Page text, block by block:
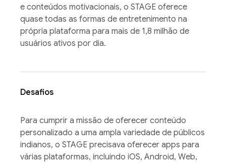
e conteúdos motivacionais, o STAGE oferece
quase todas as formas de entretenimento na
própria plataforma para mais de 1,8 milhão de
usuários ativos por dia.
Desafios
Para cumprir a missão de oferecer conteúdo
personalizado a uma ampla variedade de públicos
indianos, o STAGE precisava oferecer apps para
várias plataformas, incluindo iOS, Android, Web,